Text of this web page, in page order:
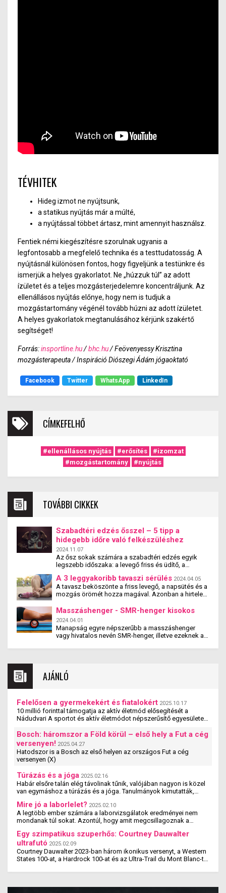
TÉVHITEK
Hideg izmot ne nyújtsunk,
a statikus nyújtás már a múlté,
a nyújtással többet ártasz, mint amennyit használsz.
Fentiek némi kiegészítésre szorulnak ugyanis a
legfontosabb a megfelelő technika és a testtudatosság. A
nyújtásnál különösen fontos, hogy figyeljünk a testünkre és
ismerjük a helyes gyakorlatot. Ne „húzzuk túl” az adott
ízületet és a teljes mozgásterjedelemre koncentráljunk. Az
ellenállásos nyújtás előnye, hogy nem is tudjuk a
mozgástartomány végénél tovább húzni az adott ízületet.
A helyes gyakorlatok megtanulásához kérjünk szakértő
segítséget!
Forrás:insportline.hu/bhc.hu/Feövenyessy Krisztina
mozgásterapeuta /Inspiráció Diószegi Ádám jógaoktató
Facebook Twitter WhatsApp LinkedIn
CÍMKEFELHŐ
#ellenállásos nyújtás #erősítés
#izomzat
#mozgástartomány
#nyújtás
TOVÁBBI CIKKEK
Szabadtéri edzés ősszel – 5 tipp a
hidegebb időre való felkészüléshez
2024.11.07
Az ősz sokak számára a szabadtéri edzés egyik
legszebb időszaka: a levegő friss és üdítő, a
ahogy az időjárás egyre hűvösebbé válik, érdemes
néhány dolgot szem előtt tartanod, hogy az
edzéseid élvezetesek és biztonságosak
adunk ahhoz, hogyan készülhetsz fel az őszi
szabadtéri edzésekre, hogy a hidegebb idő se
állítson meg!
A 3 leggyakoribb tavaszi sérülés 2024.04.05
A tavasz beköszönte a friss levegő, a napsütés és a
mozgás örömét hozza magával. Azonban a hirtelen
is vezethet. Rehabilitációs szakemberként rengeteg
sérültet látok tavasszal, akiknek a lelkesedését
beárnyékolja egy ficam, rándulás vagy
izomhúzódás. Pedig egy kis odafigyeléssel sok
esetben megelőzhető nemkívánt tavaszi sérülés.
Masszáshenger - SMR-henger kisokos
2024.04.01
Manapság egyre népszerűbb a masszáshenger
vagy hivatalos nevén SMR-henger, illetve ezeknek a
a dupla labda. Használatukat és fajtájukat tekintve itt
el a végfelhasználókhoz. Ezért jelen írásban
igyekszünk alaposabban körüljárni a témát.
AJÁNLÓ
Felelősen a gyermekekért és fiatalokért 2025.10.17
10 millió forinttal támogatja az aktív életmód elősegítését a
Nádudvari A sportot és aktív életmódot népszerűsítő egyesületek,
Bosch: háromszor a Föld körül – első hely a Fut a cég
versenyen! 2025.04.27
Hatodszor is a Bosch az első helyen az országos Fut a cég
versenyen (X)
Túrázás és a jóga 2025.02.16
Habár elsőre talán elég távolinak tűnik, valójában nagyon is közel
van egymáshoz a túrázás és a jóga. Tanulmányok kimutatták,
Mire jó a laborlelet? 2025.02.10
A legtöbb ember számára a laborvizsgálatok eredményei nem
mondanak túl sokat. Azontúl, hogy amit megcsillagoznak a
Egy szimpatikus szuperhős: Courtney Dauwalter
ultrafutó 2025.02.09
Courtney Dauwalter 2023-ban három ikonikus versenyt, a Western
States 100-at, a Hardrock 100-at és az Ultra-Trail du Mont Blanc-t